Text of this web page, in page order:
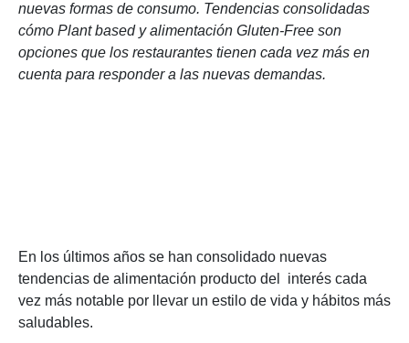
nuevas formas de consumo. Tendencias consolidadas
cómo Plant based y alimentación Gluten-Free son
opciones que los restaurantes tienen cada vez más en
cuenta para responder a las nuevas demandas.
En los últimos años se han consolidado nuevas
tendencias de alimentación producto del interés cada
vez más notable por llevar un estilo de vida y hábitos más
saludables.